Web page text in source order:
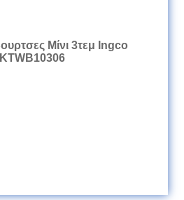
Μίνι 3τεμ Ingco